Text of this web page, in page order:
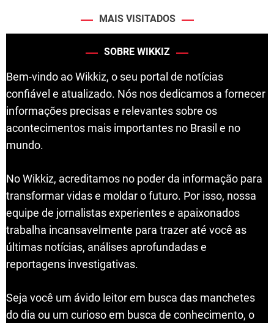
MAIS VISITADOS
SOBRE WIKKIZ
Bem-vindo ao Wikkiz, o seu portal de notícias
confiável e atualizado. Nós nos dedicamos a fornecer
informações precisas e relevantes sobre os
acontecimentos mais importantes no Brasil e no
mundo.
No Wikkiz, acreditamos no poder da informação para
transformar vidas e moldar o futuro. Por isso, nossa
equipe de jornalistas experientes e apaixonados
trabalha incansavelmente para trazer até você as
últimas notícias, análises aprofundadas e
reportagens investigativas.
Seja você um ávido leitor em busca das manchetes
do dia ou um curioso em busca de conhecimento, o